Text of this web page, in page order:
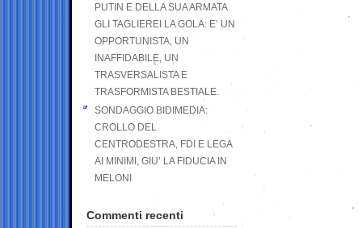
PUTIN E DELLA SUA ARMATA
GLI TAGLIEREI LA GOLA: E’ UN
OPPORTUNISTA, UN
INAFFIDABILE, UN
TRASVERSALISTA E
TRASFORMISTA BESTIALE.
SONDAGGIO BIDIMEDIA:
CROLLO DEL
CENTRODESTRA, FDI E LEGA
AI MINIMI, GIU’ LA FIDUCIA IN
MELONI
Commenti recenti